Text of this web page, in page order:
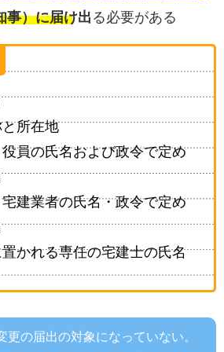
事）に届け出 る必要がある
所在地
員の氏名および政令で定め
建業者の氏名・政令で定め
かれる専任の宅建士の氏名
の届出の対象になっていない。